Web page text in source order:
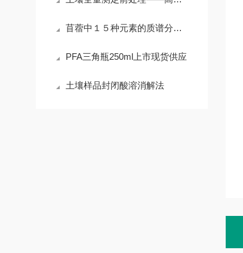
苜蓿中１５种元素的质谱分析及其安全性评价
PFA三角瓶250ml上市现货供应
土壤样品封闭酸溶消解法